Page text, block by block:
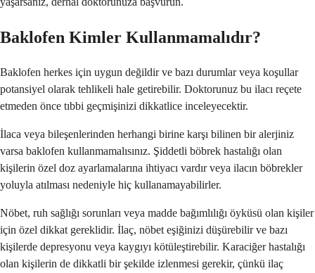
Baklofen Kimler Kullanmamalıdır?
Baklofen herkes için uygun değildir ve bazı durumlar veya koşullar
potansiyel olarak tehlikeli hale getirebilir. Doktorunuz bu ilacı reçete
etmeden önce tıbbi geçmişinizi dikkatlice inceleyecektir.
İlaca veya bileşenlerinden herhangi birine karşı bilinen bir alerjiniz
varsa baklofen kullanmamalısınız. Şiddetli böbrek hastalığı olan
kişilerin özel doz ayarlamalarına ihtiyacı vardır veya ilacın böbrekler
yoluyla atılması nedeniyle hiç kullanamayabilirler.
Nöbet, ruh sağlığı sorunları veya madde bağımlılığı öyküsü olan kişiler
için özel dikkat gereklidir. İlaç, nöbet eşiğinizi düşürebilir ve bazı
kişilerde depresyonu veya kaygıyı kötüleştirebilir. Karaciğer hastalığı
olan kişilerin de dikkatli bir şekilde izlenmesi gerekir, çünkü ilaç